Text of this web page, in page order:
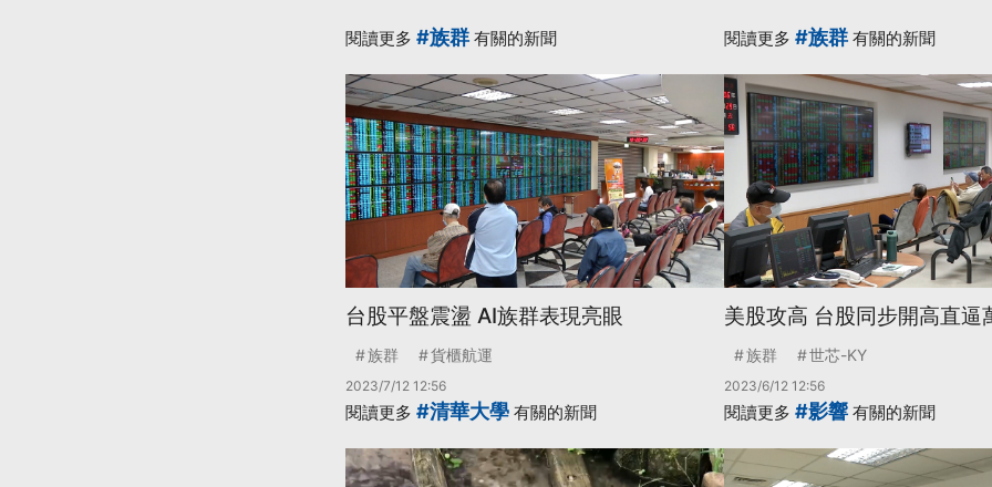
閱讀更多 #族群 有關的新聞
台股平盤震盪 AI族群表現亮眼
族群 貨櫃航運
2023/7/12 12:56
閱讀更多 #族群 有關的新聞
美股攻高 台股同步開高直逼
族群 世芯-KY
2023/6/12 12:56
閱讀更多 #清華大學 有關的新聞 閱讀更多 #影響 有關的新聞